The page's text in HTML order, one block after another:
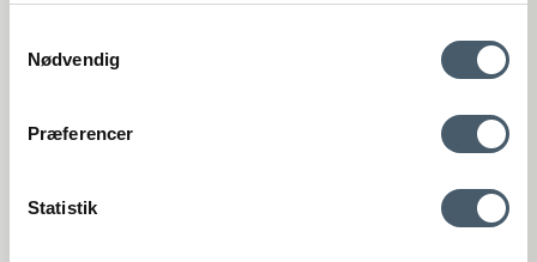
Nødvendig
Præferencer
Statistik
Shipping
kundeservice@interiorshop.dk
Webshop Customer Service
kundeservice@interiorshop.dk